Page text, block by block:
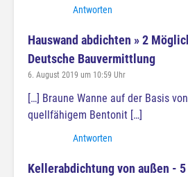
Antworten
Hauswand abdichten » 2
Deutsche Bauvermittlung
6. August 2019 um 10:59 Uhr
[…] Braune Wanne auf der Basis
quellfähigem Bentonit […]
Antworten
Kellerabdichtung von außen -